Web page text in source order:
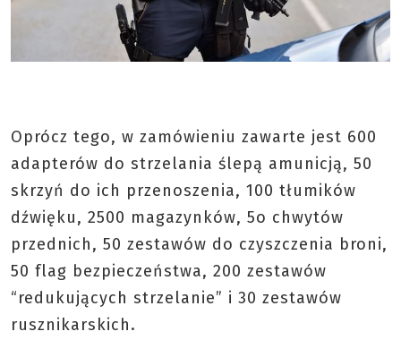
Oprócz tego, w zamówieniu zawarte jest 600
adapterów do strzelania ślepą amunicją, 50
skrzyń do ich przenoszenia, 100 tłumików
dźwięku, 2500 magazynków, 5o chwytów
przednich, 50 zestawów do czyszczenia broni,
50 flag bezpieczeństwa, 200 zestawów
“redukujących strzelanie” i 30 zestawów
rusznikarskich.